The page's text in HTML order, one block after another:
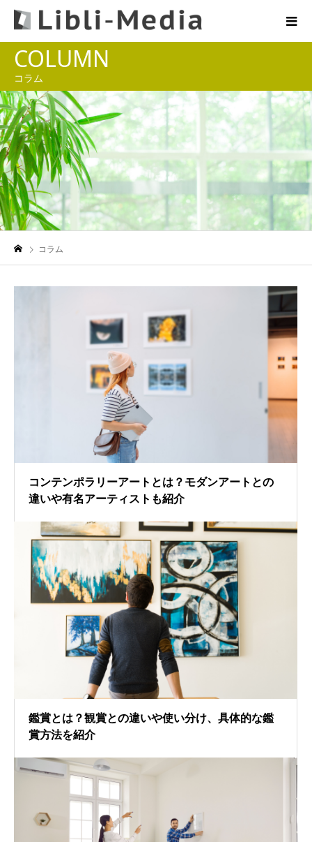
COLUMN
コラム
コラム
コンテンポラリーアートとは？モダンアートとの
違いや有名アーティストも紹介
鑑賞とは？観賞との違いや使い分け、具体的な鑑
賞方法を紹介